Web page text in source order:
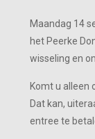
Maandag 14
het Peerke
wisseling en
Komt u alleen
Dat kan,
entree te